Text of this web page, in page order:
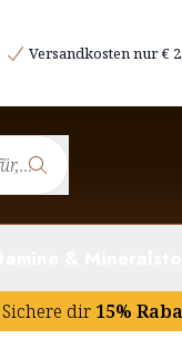
Versandkosten nur €
Sichere dir 15%